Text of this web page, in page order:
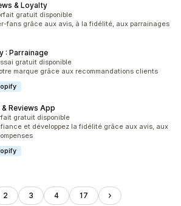
& Loyalty
5
gratuit disponible
fans grâce aux avis, à la fidélité, aux parrainages
: Parrainage
5
gratuit disponible
marque grâce aux recommandations clients
Reviews App
5
gratuit disponible
et développez la fidélité grâce aux avis, aux
2 3 4 17